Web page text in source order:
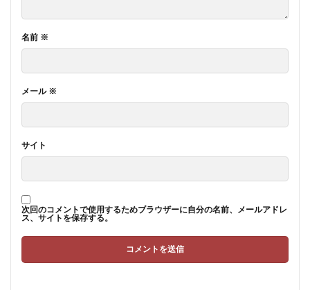
名前 ※
メール ※
サイト
次回のコメントで使用するためブラウザーに自分の名前、メールアドレ
ス、サイトを保存する。